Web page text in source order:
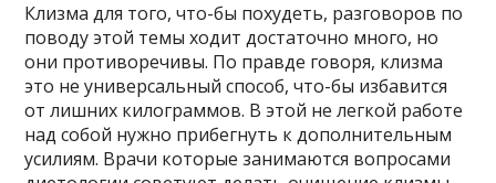
Клизма для того, что-бы похудеть, разговоров по
поводу этой темы ходит достаточно много, но
они противоречивы. По правде говоря, клизма
это не универсальный способ, что-бы избавится
от лишних килограммов. В этой не легкой работе
над собой нужно прибегнуть к дополнительным
усилиям. Врачи которые занимаются вопросами